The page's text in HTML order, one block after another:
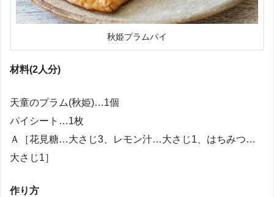
秋姫プラムパイ
材料(2人分)
天童のプラム(秋姫)…1個
パイシート…1枚
Ａ［花見糖…大さじ3、レモン汁…大さじ1、はちみつ…
大さじ1］
作り方